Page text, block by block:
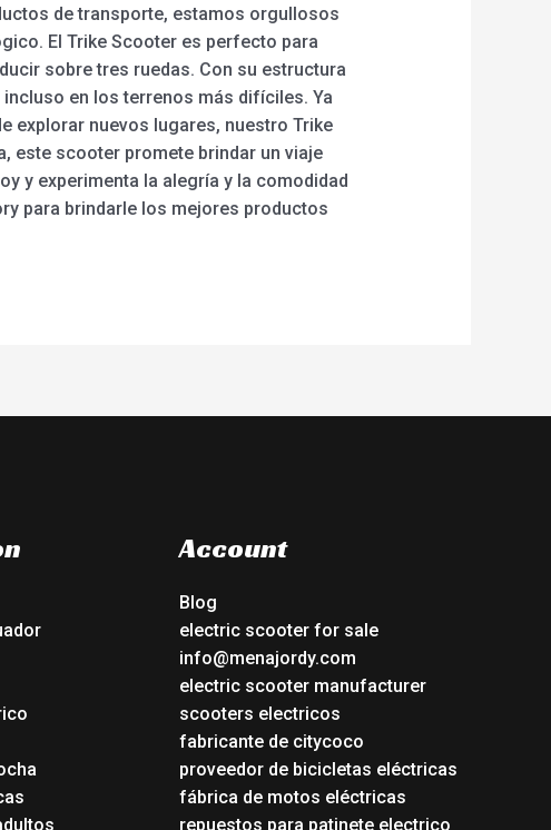
de transporte, estamos orgullosos
El Trike Scooter es perfecto para
sobre tres ruedas. Con su estructura
en los terrenos más difíciles. Ya
explorar nuevos lugares, nuestro Trike
este scooter promete brindar un viaje
y experimenta la alegría y la comodidad
para brindarle los mejores productos
Account
Blog
electric scooter for sale
info@menajordy.com
electric scooter manufacturer
scooters electricos
fabricante de citycoco
proveedor de bicicletas eléctricas
fábrica de motos eléctricas
repuestos para patinete electrico